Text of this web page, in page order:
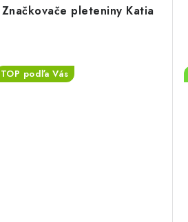
Značkovače pleteniny Katia
TOP podľa Vás